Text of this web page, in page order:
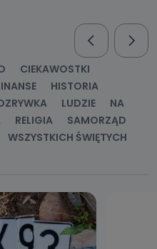
CIEKAWOSTKI
HISTORIA
LUDZIE
NA
RELIGIA
SAMORZĄD
WSZYSTKICH ŚWIĘTYCH